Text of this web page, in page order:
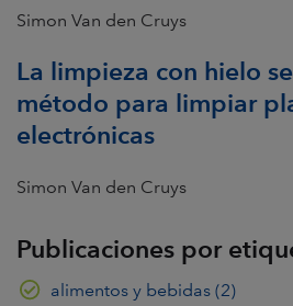
Simon Van den Cruys
La limpieza con hielo
método para limpiar
electrónicas
Simon Van den Cruys
Publicaciones por
alimentos y bebidas (2)